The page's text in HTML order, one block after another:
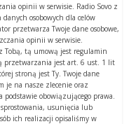
opinii w serwisie. Radio Sovo z
osobowych dla celów
przetwarza Twoje dane osobowe,
opinii w serwisie.
Tobą, tą umową jest regulamin
przetwarzania jest art. 6 ust. 1 lit
stroną jest Ty. Twoje dane
je na nasze zlecenie oraz
obowiązującego prawa.
usunięcia lub
ich realizacji opisaliśmy w